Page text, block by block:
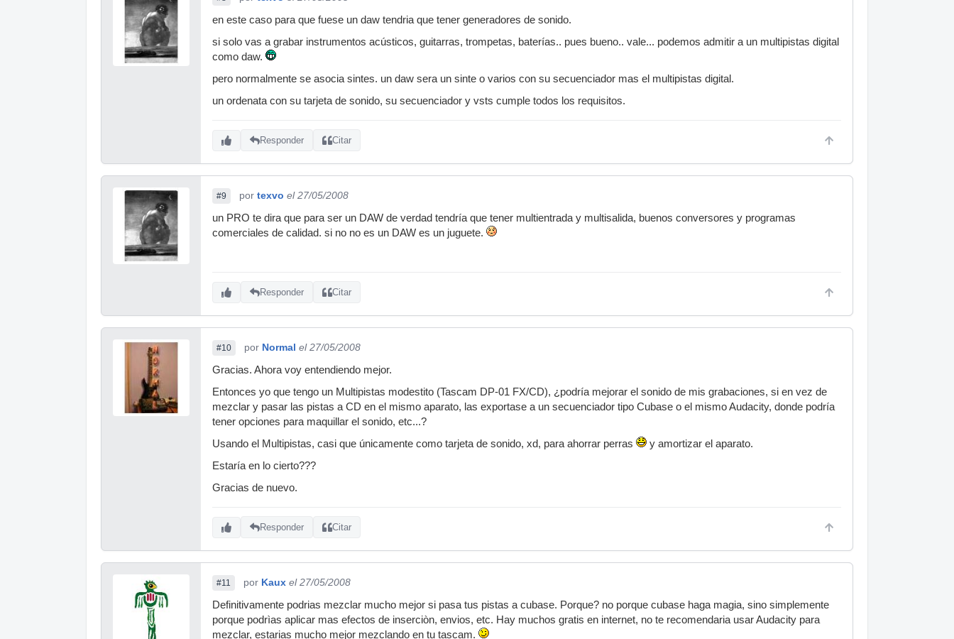
en este caso para que fuese un daw tendria que tener generadores de sonido.
si solo vas a grabar instrumentos acústicos, guitarras, trompetas, baterías.. pues bueno.. vale... podemos admitir a un multipistas digital
como daw.
pero normalmente se asocia sintes. un daw sera un sinte o varios con su secuenciador mas el multipistas digital.
un ordenata con su tarjeta de sonido, su secuenciador y vsts cumple todos los requisitos.
Responder Citar
#9 por texvo el 27/05/2008
un PRO te dira que para ser un DAW de verdad tendría que tener multientrada y multisalida, buenos conversores y programas
comerciales de calidad. si no no es un DAW es un juguete.
Responder Citar
#10 por Normal el 27/05/2008
Gracias. Ahora voy entendiendo mejor.
Entonces yo que tengo un Multipistas modestito (Tascam DP-01 FX/CD), ¿podría mejorar el sonido de mis grabaciones, si en vez de
mezclar y pasar las pistas a CD en el mismo aparato, las exportase a un secuenciador tipo Cubase o el mismo Audacity, donde podría
tener opciones para maquillar el sonido, etc...?
Usando el Multipistas, casi que únicamente como tarjeta de sonido, xd, para ahorrar perras
y amortizar el aparato.
Estaría en lo cierto???
Gracias de nuevo.
Responder Citar
#11 por Kaux el 27/05/2008
Definitivamente podrias mezclar mucho mejor si pasa tus pistas a cubase. Porque? no porque cubase haga magia, sino simplemente
porque podrìas aplicar mas efectos de inserciòn, envios, etc. Hay muchos gratis en internet, no te recomendaria usar Audacity para
mezclar, estarias mucho mejor mezclando en tu tascam.